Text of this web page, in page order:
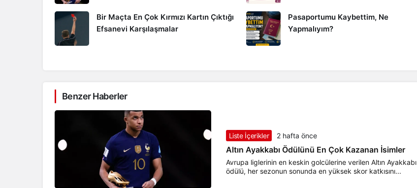
Bir Maçta En Çok Kırmızı Kartın Çıktığı
Efsanevi Karşılaşmalar
Pasaportumu Kaybettim, Ne
Yapmalıyım?
Benzer Haberler
Liste İçerikler 2 hafta önce
Altın Ayakkabı Ödülünü En Çok Kazanan İsimler
Avrupa liglerinin en keskin golcülerine verilen Altın Ayakkabı
ödülü, her sezonun sonunda en yüksek skor katkısını...